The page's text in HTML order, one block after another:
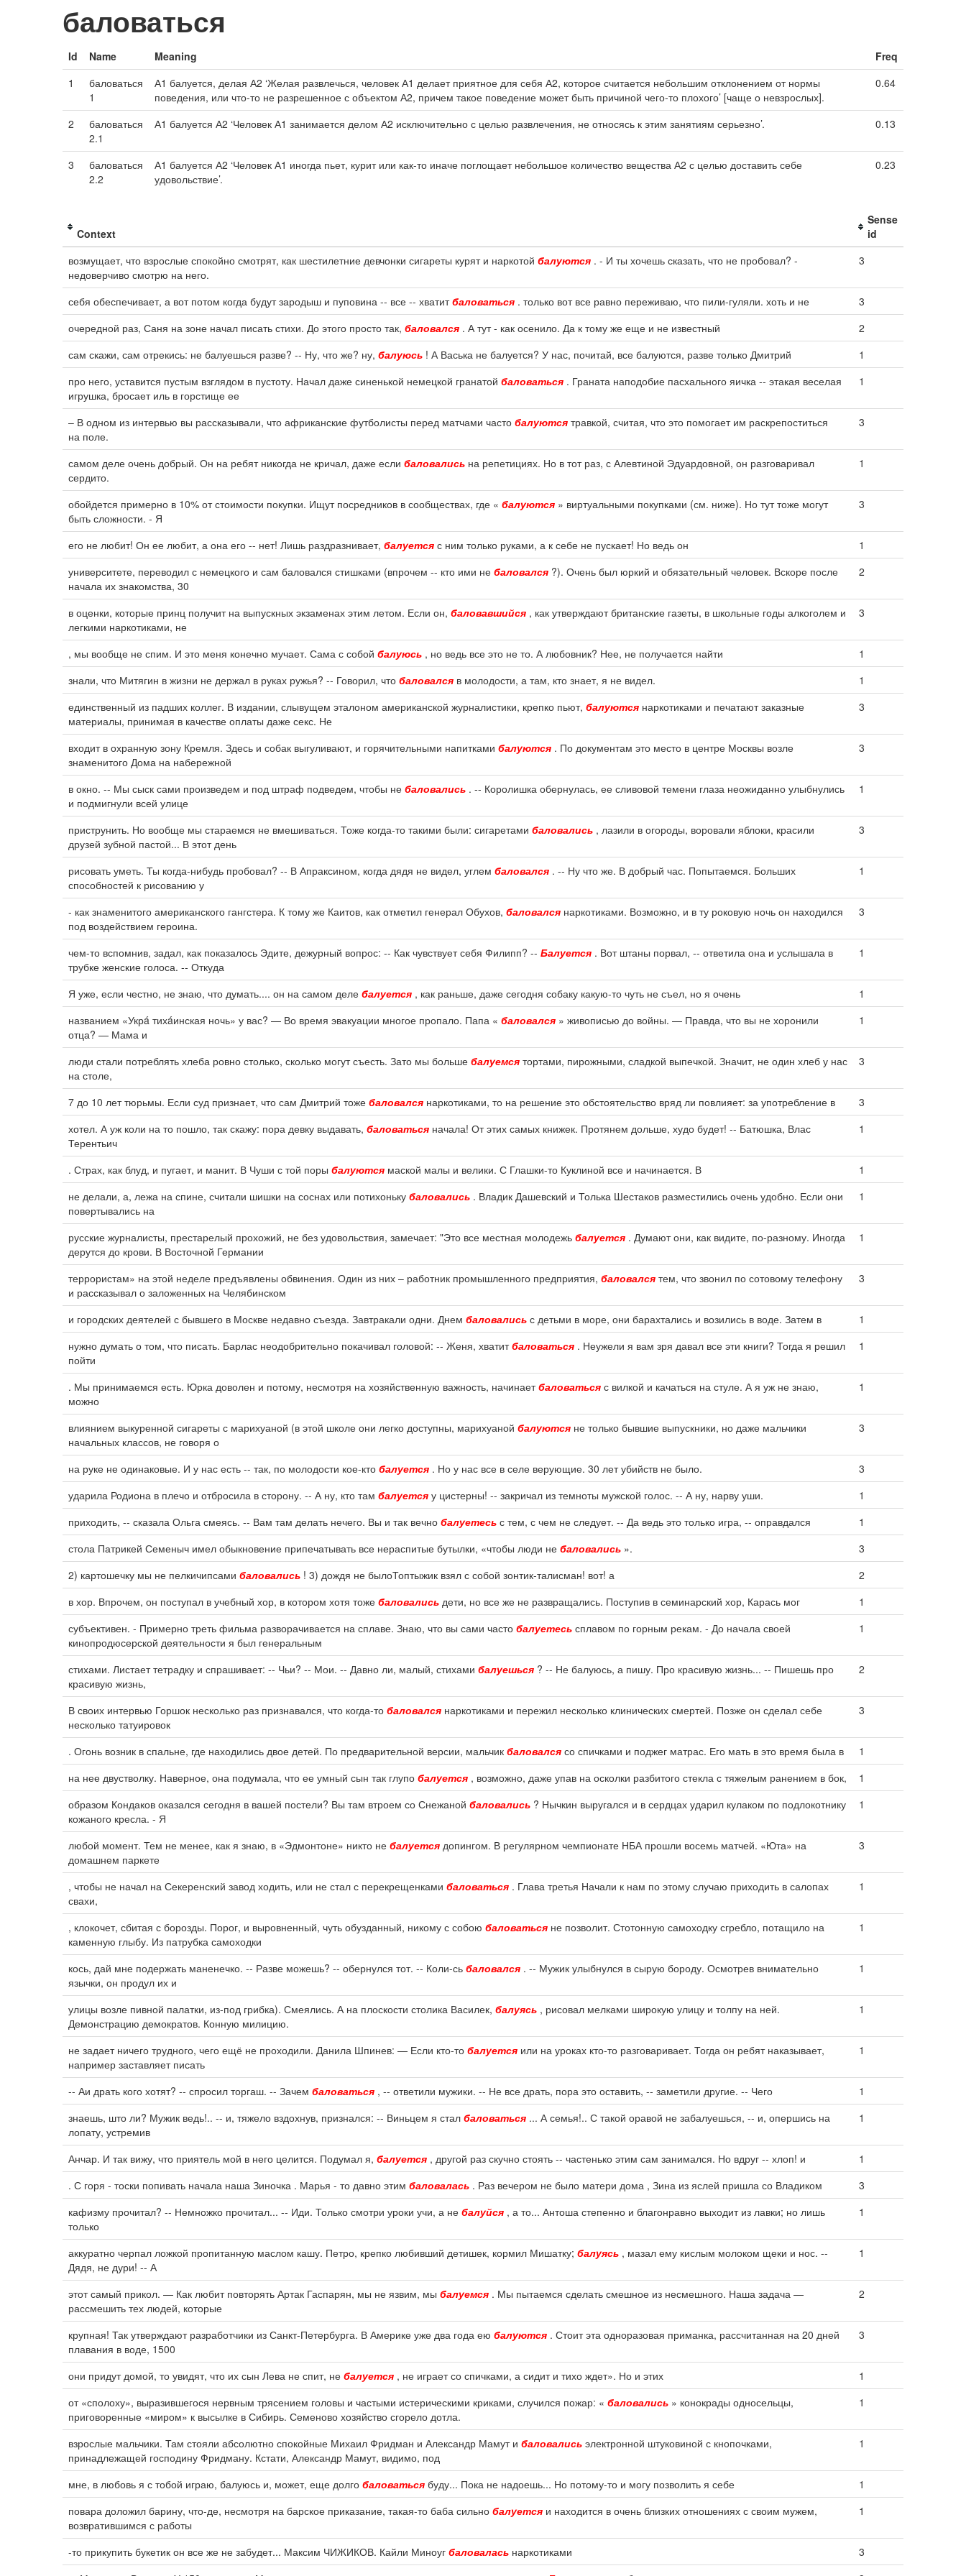
баловаться
Id Name Meaning
Freq
1
баловаться
1
А1 балуется, делая А2 ‘Желая развлечься, человек А1 делает приятное для себя А2, которое считается небольшим отклонением от нормы
поведения, или что-то не разрешенное с объектом А2, причем такое поведение может быть причиной чего-то плохого’ [чаще о невзрослых].
0.64
2
баловаться
2.1
А1 балуется А2 ‘Человек А1 занимается делом А2 исключительно с целью развлечения, не относясь к этим занятиям серьезно’. 0.13
3
баловаться
2.2
А1 балуется А2 ‘Человек А1 иногда пьет, курит или как-то иначе поглощает небольшое количество вещества А2 с целью доставить себе
удовольствие’.
0.23
Context
Sense
id
возмущает, что взрослые спокойно смотрят, как шестилетние девчонки сигареты курят и наркотой балуются . - И ты хочешь сказать, что не пробовал? -
недоверчиво смотрю на него.
3
себя обеспечивает, а вот потом когда будут зародыш и пуповина -- все -- хватитбаловаться . только вот все равно переживаю, что пили-гуляли. хоть и не
3
очередной раз, Саня на зоне начал писать стихи. До этого просто так, баловался . А тут - как осенило. Да к тому же еще и не известный
2
сам скажи, сам отрекись: не балуешься разве? -- Ну, что же? ну, балуюсь ! А Васька не балуется? У нас, почитай, все балуются, разве только Дмитрий
1
про него, уставится пустым взглядом в пустоту. Начал даже синенькой немецкой гранатой баловаться . Граната наподобие пасхального яичка -- этакая веселая
игрушка, бросает иль в горстище ее
1
– В одном из интервью вы рассказывали, что африканские футболисты перед матчами часто балуются травкой, считая, что это помогает им раскрепоститься
на поле.
3
самом деле очень добрый. Он на ребят никогда не кричал, даже если баловались на репетициях. Но в тот раз, с Алевтиной Эдуардовной, он разговаривал
сердито.
1
обойдется примерно в 10% от стоимости покупки. Ищут посредников в сообществах, где « балуются » виртуальными покупками (см. ниже). Но тут тоже могут
быть сложности. - Я
3
его не любит! Он ее любит, а она его -- нет! Лишь раздразнивает, балуется с ним только руками, а к себе не пускает! Но ведь он
1
университете, переводил с немецкого и сам баловался стишками (впрочем -- кто ими не баловался ?). Очень был юркий и обязательный человек. Вскоре после
начала их знакомства, 30
2
в оценки, которые принц получит на выпускных экзаменах этим летом. Если он, баловавшийся , как утверждают британские газеты, в школьные годы алкоголем и
легкими наркотиками, не
3
, мы вообще не спим. И это меня конечно мучает. Сама с собой балуюсь , но ведь все это не то. А любовник? Нее, не получается найти
1
знали, что Митягин в жизни не держал в руках ружья? -- Говорил, что баловался в молодости, а там, кто знает, я не видел.
1
единственный из падших коллег. В издании, слывущем эталоном американской журналистики, крепко пьют, балуются наркотиками и печатают заказные
материалы, принимая в качестве оплаты даже секс. Не
3
входит в охранную зону Кремля. Здесь и собак выгуливают, и горячительными напитками балуются . По документам это место в центре Москвы возле
знаменитого Дома на набережной
3
в окно. -- Мы сыск сами произведем и под штраф подведем, чтобы не баловались . -- Королишка обернулась, ее сливовой темени глаза неожиданно улыбнулись
и подмигнули всей улице
1
приструнить. Но вообще мы стараемся не вмешиваться. Тоже когда-то такими были: сигаретами баловались , лазили в огороды, воровали яблоки, красили
друзей зубной пастой... В этот день
3
рисовать уметь. Ты когда-нибудь пробовал? -- В Апраксином, когда дядя не видел, углем баловался . -- Ну что же. В добрый час. Попытаемся. Больших
способностей к рисованию у
1
- как знаменитого американского гангстера. К тому же Каитов, как отметил генерал Обухов, баловался наркотиками. Возможно, и в ту роковую ночь он находился
под воздействием героина.
3
чем-то вспомнив, задал, как показалось Эдите, дежурный вопрос: -- Как чувствует себя Филипп? -- Балуется . Вот штаны порвал, -- ответила она и услышала в
трубке женские голоса. -- Откуда
1
Я уже, если честно, не знаю, что думать.... он на самом деле балуется , как раньше, даже сегодня собаку какую-то чуть не съел, но я очень
1
названием «Укрá тихáинская ночь» у вас? — Во время эвакуации многое пропало. Папа « баловался » живописью до войны. — Правда, что вы не хоронили
отца? — Мама и
1
люди стали потреблять хлеба ровно столько, сколько могут съесть. Зато мы больше балуемся тортами, пирожными, сладкой выпечкой. Значит, не один хлеб у нас
на столе,
3
7 до 10 лет тюрьмы. Если суд признает, что сам Дмитрий тоже баловался наркотиками, то на решение это обстоятельство вряд ли повлияет: за употребление в
3
хотел. А уж коли на то пошло, так скажу: пора девку выдавать, баловаться начала! От этих самых книжек. Протянем дольше, худо будет! -- Батюшка, Влас
Терентьич
1
. Страх, как блуд, и пугает, и манит. В Чуши с той поры балуются маской малы и велики. С Глашки-то Куклиной все и начинается. В
1
не делали, а, лежа на спине, считали шишки на соснах или потихоньку баловались . Владик Дашевский и Толька Шестаков разместились очень удобно. Если они
повертывались на
1
русские журналисты, престарелый прохожий, не без удовольствия, замечает: "Это все местная молодежь балуется . Думают они, как видите, по-разному. Иногда
дерутся до крови. В Восточной Германии
1
террористам» на этой неделе предъявлены обвинения. Один из них – работник промышленного предприятия, баловался тем, что звонил по сотовому телефону
и рассказывал о заложенных на Челябинском
3
и городских деятелей с бывшего в Москве недавно съезда. Завтракали одни. Днем баловались с детьми в море, они барахтались и возились в воде. Затем в
1
нужно думать о том, что писать. Барлас неодобрительно покачивал головой: -- Женя, хватитбаловаться . Неужели я вам зря давал все эти книги? Тогда я решил
пойти
1
. Мы принимаемся есть. Юрка доволен и потому, несмотря на хозяйственную важность, начинаетбаловаться с вилкой и качаться на стуле. А я уж не знаю,
можно
1
влиянием выкуренной сигареты с марихуаной (в этой школе они легко доступны, марихуаной балуются не только бывшие выпускники, но даже мальчики
начальных классов, не говоря о
3
на руке не одинаковые. И у нас есть -- так, по молодости кое-кто балуется . Но у нас все в селе верующие. 30 лет убийств не было.
3
ударила Родиона в плечо и отбросила в сторону. -- А ну, кто там балуется у цистерны! -- закричал из темноты мужской голос. -- А ну, нарву уши.
1
приходить, -- сказала Ольга смеясь. -- Вам там делать нечего. Вы и так вечно балуетесь с тем, с чем не следует. -- Да ведь это только игра, -- оправдался
1
стола Патрикей Семеныч имел обыкновение припечатывать все нераспитые бутылки, «чтобы люди не баловались ».
3
2) картошечку мы не пелкичипсами баловались ! 3) дождя не былоТоптыжик взял с собой зонтик-талисман! вот! а
2
в хор. Впрочем, он поступал в учебный хор, в котором хотя тоже баловались дети, но все же не развращались. Поступив в семинарский хор, Карась мог
1
субъективен. - Примерно треть фильма разворачивается на сплаве. Знаю, что вы сами часто балуетесь сплавом по горным рекам. - До начала своей
кинопродюсерской деятельности я был генеральным
1
стихами. Листает тетрадку и спрашивает: -- Чьи? -- Мои. -- Давно ли, малый, стихами балуешься ? -- Не балуюсь, а пишу. Про красивую жизнь... -- Пишешь про
красивую жизнь,
2
В своих интервью Горшок несколько раз признавался, что когда-то баловался наркотиками и пережил несколько клинических смертей. Позже он сделал себе
несколько татуировок
3
. Огонь возник в спальне, где находились двое детей. По предварительной версии, мальчик баловался со спичками и поджег матрас. Его мать в это время была в
1
на нее двустволку. Наверное, она подумала, что ее умный сын так глупо балуется , возможно, даже упав на осколки разбитого стекла с тяжелым ранением в бок,
1
образом Кондаков оказался сегодня в вашей постели? Вы там втроем со Снежаной баловались ? Нычкин выругался и в сердцах ударил кулаком по подлокотнику
кожаного кресла. - Я
1
любой момент. Тем не менее, как я знаю, в «Эдмонтоне» никто не балуется допингом. В регулярном чемпионате НБА прошли восемь матчей. «Юта» на
домашнем паркете
3
, чтобы не начал на Секеренский завод ходить, или не стал с перекрещенками баловаться . Глава третья Начали к нам по этому случаю приходить в салопах
свахи,
1
, клокочет, сбитая с борозды. Порог, и выровненный, чуть обузданный, никому с собою баловаться не позволит. Стотонную самоходку сгребло, потащило на
каменную глыбу. Из патрубка самоходки
1
кось, дай мне подержать маненечко. -- Разве можешь? -- обернулся тот. -- Коли-сь баловался . -- Мужик улыбнулся в сырую бороду. Осмотрев внимательно
язычки, он продул их и
1
улицы возле пивной палатки, из-под грибка). Смеялись. А на плоскости столика Василек, балуясь , рисовал мелками широкую улицу и толпу на ней.
Демонстрацию демократов. Конную милицию.
1
не задает ничего трудного, чего ещё не проходили. Данила Шпинев: — Если кто-то балуется или на уроках кто-то разговаривает. Тогда он ребят наказывает,
например заставляет писать
1
-- Аи драть кого хотят? -- спросил торгаш. -- Зачем баловаться , -- ответили мужики. -- Не все драть, пора это оставить, -- заметили другие. -- Чего
1
знаешь, што ли? Мужик ведь!.. -- и, тяжело вздохнув, признался: -- Виньцем я стал баловаться ... А семья!.. С такой оравой не забалуешься, -- и, опершись на
лопату, устремив
1
Анчар. И так вижу, что приятель мой в него целится. Подумал я, балуется , другой раз скучно стоять -- частенько этим сам занимался. Но вдруг -- хлоп! и
1
. С горя - тоски попивать начала наша Зиночка . Марья - то давно этим баловалась . Раз вечером не было матери дома , Зина из яслей пришла со Владиком
3
кафизму прочитал? -- Немножко прочитал... -- Иди. Только смотри уроки учи, а не балуйся , а то... Антоша степенно и благонравно выходит из лавки; но лишь
только
1
аккуратно черпал ложкой пропитанную маслом кашу. Петро, крепко любивший детишек, кормил Мишатку; балуясь , мазал ему кислым молоком щеки и нос. --
Дядя, не дури! -- А
1
этот самый прикол. — Как любит повторять Артак Гаспарян, мы не язвим, мы балуемся . Мы пытаемся сделать смешное из несмешного. Наша задача —
рассмешить тех людей, которые
2
крупная! Так утверждают разработчики из Санкт-Петербурга. В Америке уже два года ею балуются . Стоит эта одноразовая приманка, рассчитанная на 20 дней
плавания в воде, 1500
3
они придут домой, то увидят, что их сын Лева не спит, не балуется , не играет со спичками, а сидит и тихо ждет». Но и этих
1
от «сполоху», выразившегося нервным трясением головы и частыми истерическими криками, случился пожар: « баловались » конокрады односельцы,
приговоренные «миром» к высылке в Сибирь. Семеново хозяйство сгорело дотла.
1
взрослые мальчики. Там стояли абсолютно спокойные Михаил Фридман и Александр Мамут и баловались электронной штуковиной с кнопочками,
принадлежащей господину Фридману. Кстати, Александр Мамут, видимо, под
1
мне, в любовь я с тобой играю, балуюсь и, может, еще долго баловаться буду... Пока не надоешь... Но потому-то и могу позволить я себе
1
повара доложил барину, что-де, несмотря на барское приказание, такая-то баба сильно балуется и находится в очень близких отношениях с своим мужем,
возвратившимся с работы
1
-то прикупить букетик он все же не забудет... Максим ЧИЖИКОВ. Кайли Миноуг баловалась наркотиками
3